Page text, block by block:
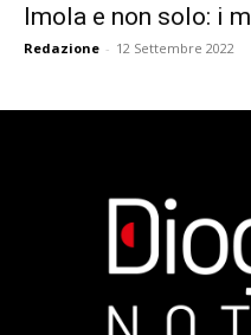
Imola e non solo: i
Redazione - 12 Settembre 2022